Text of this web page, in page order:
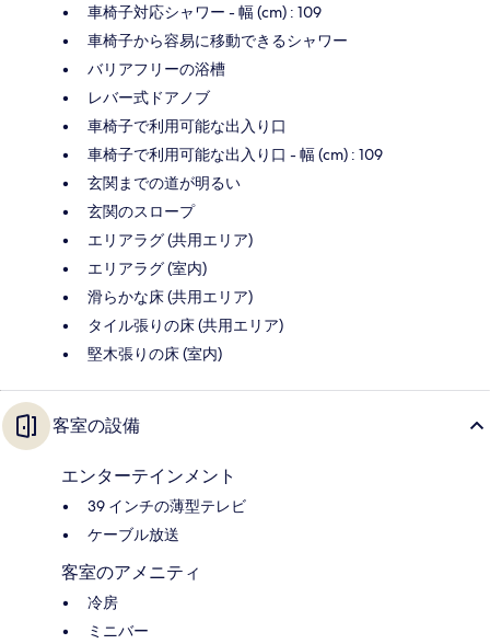
車椅子対応シャワー - 幅 (cm) : 109
車椅子から容易に移動できるシャワー
バリアフリーの浴槽
レバー式ドアノブ
車椅子で利用可能な出入り口
車椅子で利用可能な出入り口 - 幅 (cm) : 109
玄関までの道が明るい
玄関のスロープ
エリアラグ (共用エリア)
エリアラグ (室内)
滑らかな床 (共用エリア)
タイル張りの床 (共用エリア)
堅木張りの床 (室内)
客室の設備
エンターテインメント
39 インチの薄型テレビ
ケーブル放送
客室のアメニティ
冷房
ミニバー